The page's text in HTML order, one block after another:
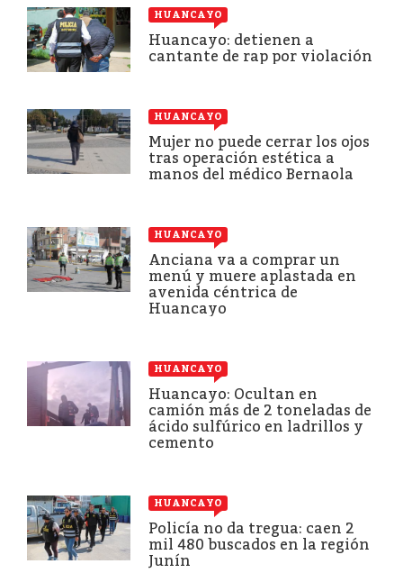
HUANCAYO
Huancayo: detienen a
cantante de rap por violación
HUANCAYO
Mujer no puede cerrar los ojos
tras operación estética a
manos del médico Bernaola
HUANCAYO
Anciana va a comprar un
menú y muere aplastada en
avenida céntrica de
Huancayo
HUANCAYO
Huancayo: Ocultan en
camión más de 2 toneladas de
ácido sulfúrico en ladrillos y
cemento
HUANCAYO
Policía no da tregua: caen 2
mil 480 buscados en la región
Junín